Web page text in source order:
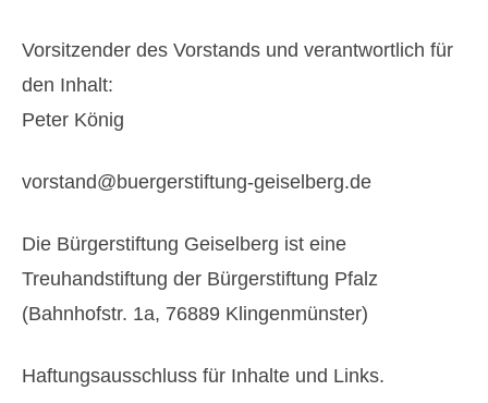
Adventsfenster
Geiselberger Kerb
Projekt Pfarrheim und Wohnanlage
Pizza-Abend
Vorsitzender des Vorstands und verantwortlich für
den Inhalt:
Peter König
vorstand@buergerstiftung-geiselberg.de
Die Bürgerstiftung Geiselberg ist eine
Treuhandstiftung der Bürgerstiftung Pfalz
(Bahnhofstr. 1a, 76889 Klingenmünster)
Haftungsausschluss für Inhalte und Links.